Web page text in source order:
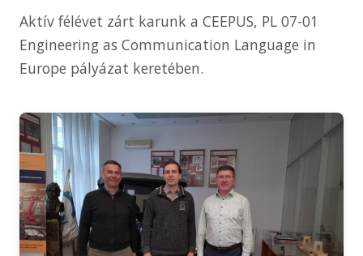
Aktív félévet zárt karunk a CEEPUS, PL 07-01
Engineering as Communication Language in
Europe pályázat keretében.